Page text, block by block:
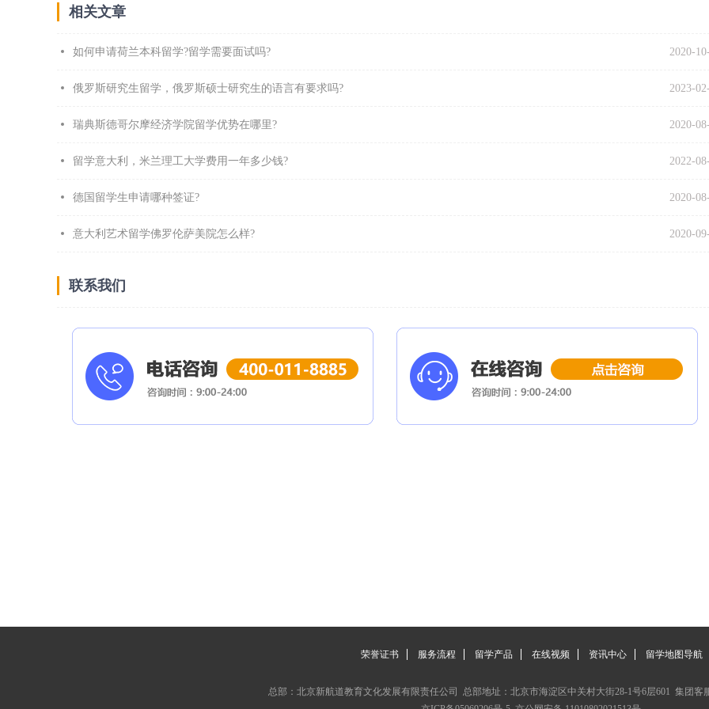
相关文章
如何申请荷兰本科留学?留学需要面试吗? 2020-
俄罗斯研究生留学，俄罗斯硕士研究生的语言有要求吗? 2023-
瑞典斯德哥尔摩经济学院留学优势在哪里? 2020-
留学意大利，米兰理工大学费用一年多少钱? 2022-
德国留学生申请哪种签证? 2020-
意大利艺术留学佛罗伦萨美院怎么样? 2020-
联系我们
荣誉证书 服务流程 留学产品 在线视频 资讯中心 留学地图导航
总部：北京新航道教育文化发展有限责任公司 总部地址：北京市海淀区中关村大街28-1号6层601 集团客